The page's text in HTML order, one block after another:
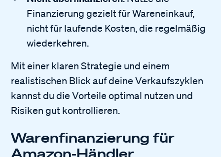
Finanzierung gezielt für Wareneinkauf,
nicht für laufende Kosten, die regelmäßig
wiederkehren.
Mit einer klaren Strategie und einem
realistischen Blick auf deine Verkaufszyklen
kannst du die Vorteile optimal nutzen und
Risiken gut kontrollieren.
Warenfinanzierung für
Amazon-Händler